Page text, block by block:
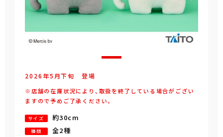
2026年5 月下旬 登場
※店舗の在庫状況により、取扱を終了している場合がござい
ますので予めご了承ください。
サイズ 約30cm
種類 全2種